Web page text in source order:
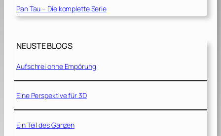
Pan Tau – Die komplette Serie
NEUSTE BLOGS
Aufschrei ohne Empörung
Eine Perspektive für 3D
Ein Teil des Ganzen